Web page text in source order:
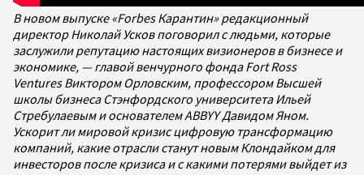
В новом выпуске «Forbes Карантин» редакционный
директор Николай Усков поговорил с людьми, которые
заслужили репутацию настоящих визионеров в бизнесе и
экономике, — главой венчурного фонда Fort Ross
Ventures Виктором Орловским, профессором Высшей
школы бизнеса Стэнфордского университета Ильей
Стребулаевым и основателем ABBYY Давидом Яном.
Ускорит ли мировой кризис цифровую трансформацию
компаний, какие отрасли станут новым Клондайком для
инвесторов после кризиса и с какими потерями выйдет из